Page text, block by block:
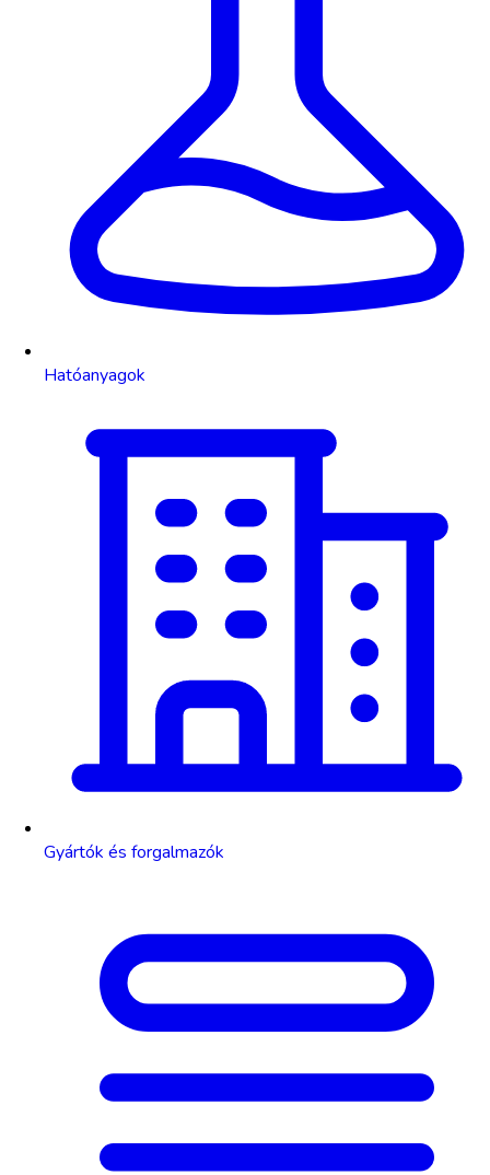
Hatóanyagok
Gyártók és forgalmazók